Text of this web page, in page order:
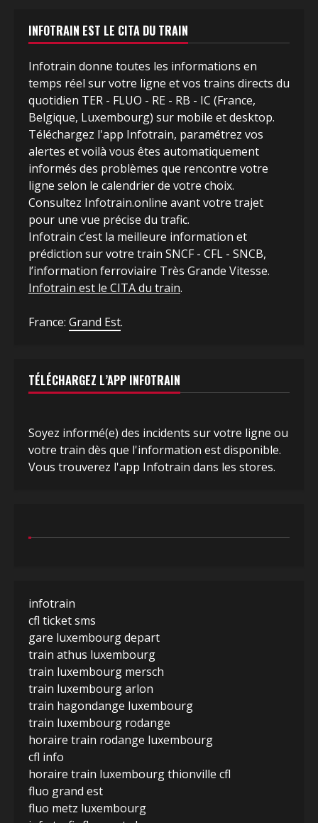
INFOTRAIN EST LE CITA DU TRAIN
Infotrain donne toutes les informations en
temps réel sur votre ligne et vos trains directs du
quotidien TER - FLUO - RE - RB - IC (France,
Belgique, Luxembourg) sur mobile et desktop.
Téléchargez l'app Infotrain, paramétrez vos
alertes et voilà vous êtes automatiquement
informés des problèmes que rencontre votre
ligne selon le calendrier de votre choix.
Consultez Infotrain.online avant votre trajet
pour une vue précise du trafic.
Infotrain c’est la meilleure information et
prédiction sur votre train SNCF - CFL - SNCB,
l’information ferroviaire Très Grande Vitesse.
Infotrain est le CITA du train.
France: Grand Est.
TÉLÉCHARGEZ L’APP INFOTRAIN
Soyez informé(e) des incidents sur votre ligne ou
votre train dès que l'information est disponible.
Vous trouverez l'app Infotrain dans les stores.
infotrain
cfl ticket sms
gare luxembourg depart
train athus luxembourg
train luxembourg mersch
train luxembourg arlon
train hagondange luxembourg
train luxembourg rodange
horaire train rodange luxembourg
cfl info
horaire train luxembourg thionville cfl
fluo grand est
fluo metz luxembourg